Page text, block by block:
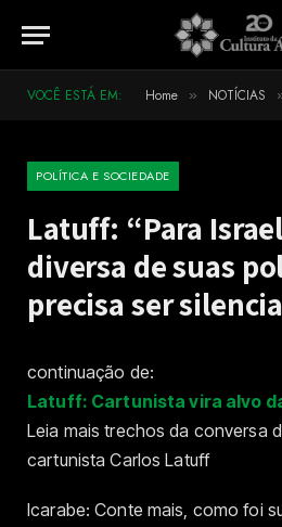
VOCÊ ESTÁ EM: Home » NOTÍCIAS
POLÍTICA E SOCIEDADE
Latuff: “Para
diversa de suas
precisa ser
continuação de:
Latuff: Cartunista vira alvo
Leia mais trechos da conversa
cartunista Carlos Latuff
Icarabe: Conte mais, como foi